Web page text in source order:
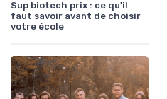
Sup biotech prix : ce qu'il
faut savoir avant de choisir
votre école